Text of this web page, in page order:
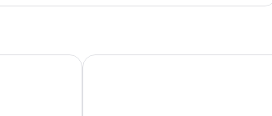
伊比薩 Grand Palladium Select